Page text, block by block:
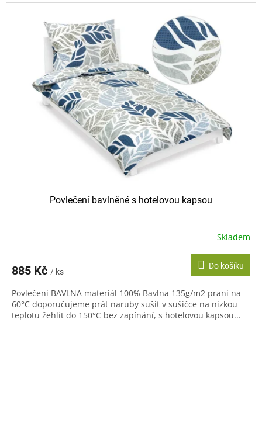
Povlečení bavlněné s hotelovou kapsou
Skladem
885 Kč / ks
Do košíku
Povlečení BAVLNA materiál 100% Bavlna 135g/m2 praní na
60°C doporučujeme prát naruby sušit v sušičce na nízkou
teplotu žehlit do 150°C bez zapínání, s hotelovou kapsou...